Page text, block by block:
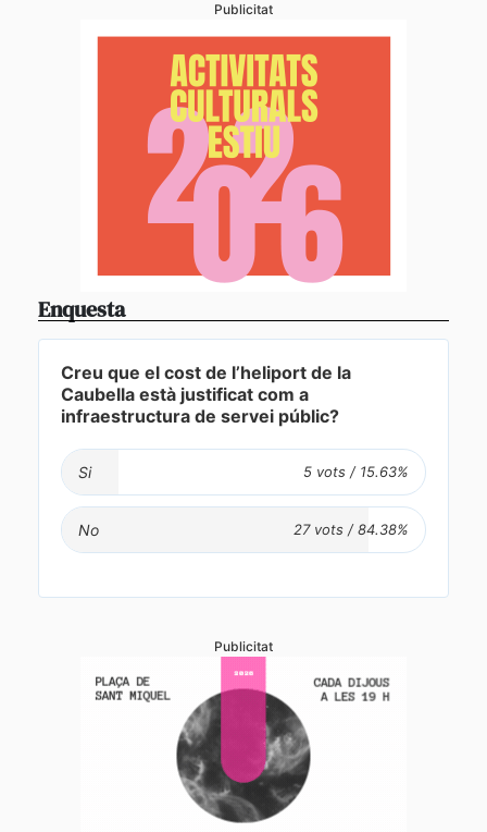
Publicitat
Enquesta
Creu que el cost de l’heliport de la
Caubella està justificat com a
infraestructura de servei públic?
Si
No
Publicitat